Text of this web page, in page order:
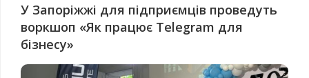
У Запоріжжі для підприємців проведуть
воркшоп «Як працює Telegram для
бізнесу»